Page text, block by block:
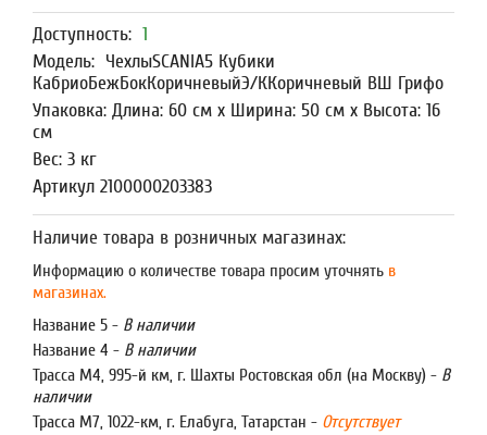
Доступность: 1
Модель: ЧехлыSCANIA5 Кубики
КабриоБежБокКоричневыйЭ/ККоричневый ВШ Грифо
Упаковка: Длина: 60 см x Ширина: 50 см x Высота: 16
см
Вес: 3 кг
Артикул 2100000203383
Наличие товара в розничных магазинах:
Информацию о количестве товара просим уточнять в
магазинах.
Название 5 - В наличии
Название 4 - В наличии
Трасса М4, 995-й км, г. Шахты Ростовская обл (на Москву) - В
наличии
Трасса М7, 1022-км, г. Елабуга, Татарстан - Отсутствует